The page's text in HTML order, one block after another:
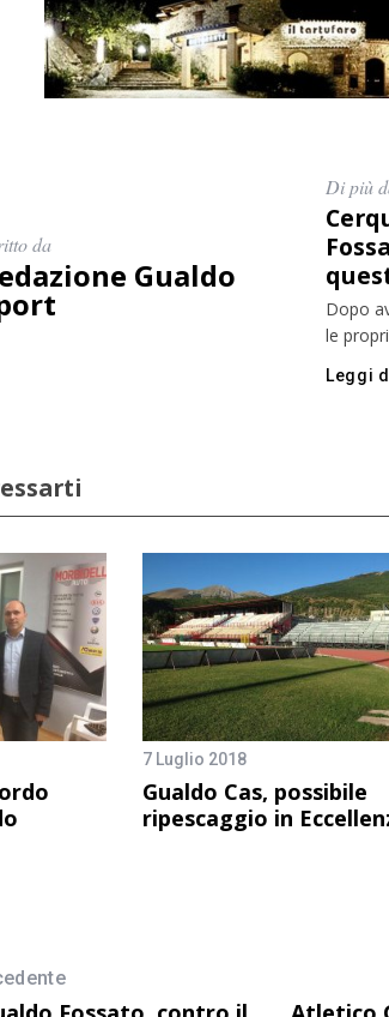
da
Gualdo
Di più
Dopo
le
Leggi
7 Luglio 2018
Gualdo Cas, possibile
ripescaggio in